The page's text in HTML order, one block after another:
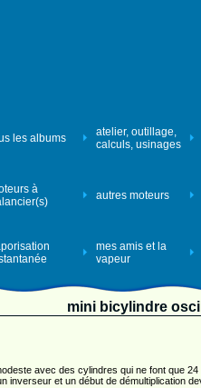
les albums
atelier, outillage,
calculs, usinages
à
autres moteurs
mes amis et la
vapeur
mini bicylindre
avec des cylindres qui ne font que 24
inverseur et un début de démultiplication